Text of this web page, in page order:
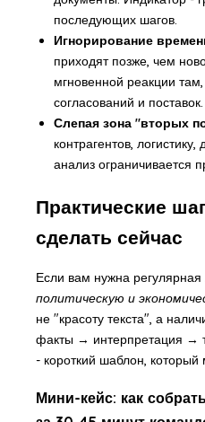
последующих шагов.
Игнорирование
приходят позже, чем
мгновенной реакции
согласований и поставок.
Слепая зона "вторых
контрагентов,
анализ ограничивается
Практические
сделать сейчас
Если вам нужна регулярная
политическую и
не "красоту текста", а
факты → интерпретация →
- короткий шаблон,
Мини-кейс: как